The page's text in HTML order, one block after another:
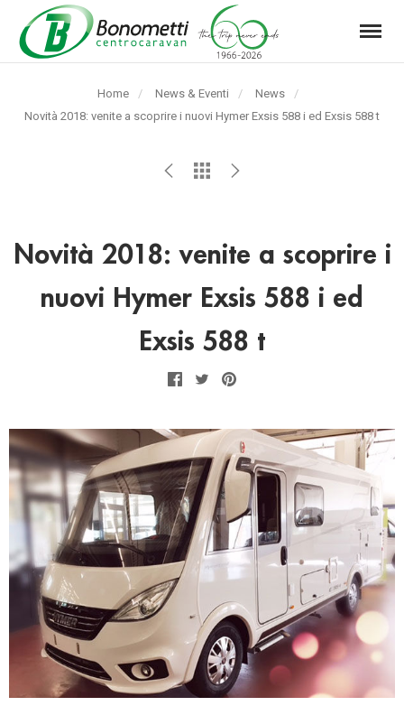
Automarket
Srl
Menu
Home News & Eventi
News
Pagina
Novità 2018: venite a scoprire i nuovi Hymer Exsis 588 i ed Exsis 588 t
Novità 2018: venite a scoprire i
nuovi Hymer Exsis 588 i ed
Exsis 588 t